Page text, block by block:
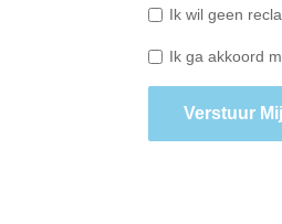
Ik wil geen
Ik ga akkoord
Verstuur